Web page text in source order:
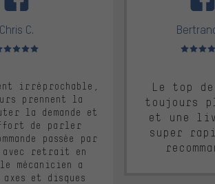
Chris C.
moyenne : 5 sur 5
irréprochable,
prennent la
la demande et
de parler
passée par
avec retrait en
mécanicien a
axes et disques
Note
Le top
toujours
et une
super